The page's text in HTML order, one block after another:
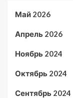
Май 2026
Апрель 2026
Ноябрь 2024
Октябрь 2024
Сентябрь 2024